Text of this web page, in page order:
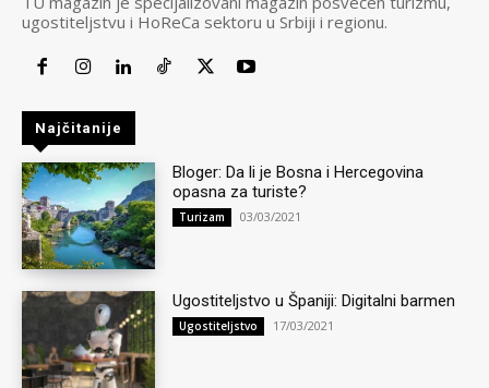
ugostiteljstvu i HoReCa sektoru u Srbiji i regionu.
Najčitanije
Bloger: Da li je Bosna i Hercegovina
opasna za turiste?
Turizam 03/03/2021
Ugostiteljstvo u Španiji: Digitalni barmen
Ugostiteljstvo 17/03/2021